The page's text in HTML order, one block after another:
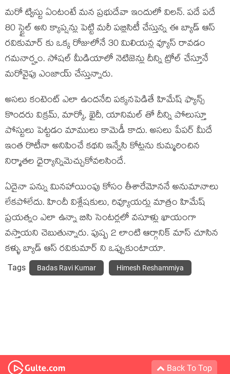
మరో ట్విస్టు ఏంటంటే మన ప్రభుదేవా ఇందులో విలన్. పదే పదే
80 స్టైల్ అని క్యాప్షన్లు పెట్టి మరీ పబ్లిసిటీ చేస్తున్న ఈ బ్యాడ్ ఆస్
రవికుమార్ కు ఒక్క రోజులోనే 30 మిలియన్ల వ్యూస్ రావడం
గమనార్హం. సోషల్ మీడియాలో నెటిజెన్లు దీన్ని ట్రోల్ చేస్తూనే
మరోవైపు ఎంజాయ్ చేస్తున్నారు.
అసలు కంటెంట్ ఎలా ఉందనేది పక్కనపెడితే హిమేష్ ఫ్యాన్స్
కొందరు విక్రమ్, మార్కో, ఖైదీ, యానిమల్ తో దీన్ని పోలుస్తూ
పోస్టులు పెట్టడం మాములు కామెడీ కాదు. అసలు పేపర్ మీదే
ఇంత రొటీనా అనిపించే కథని ఇన్నేసి కోట్లను కుమ్మరించిన
నిర్మాతల ధైర్యాన్నిమెచ్చుకోవలసిందే.
ఏదైనా పన్ను మినహాయింపు కోసం తీశారేమోననే అనుమానాలు
లేకపోలేదు. హిందీ విశ్లేషకులు, రివ్యూయర్లు మాత్రం హిమేష్
ప్రయత్నం ఎలా ఉన్నా బిసి సెంటర్లలో వసూళ్లు ఖాయంగా
వస్తాయని చెబుతున్నారు. పుష్ప 2 లాంటి ఆర్గానిక్ మాస్ చూసిన
కళ్ళు బ్యాడ్ ఆస్ రవికుమార్ ని ఒప్పుకుంటాయా.
Tags Badas Ravi Kumar Himesh Reshammiya
Back To Top